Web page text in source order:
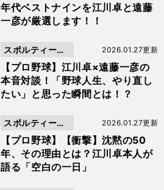
年代ベストナインを江川卓と遠藤
一彦が厳選します！！
【プロ野球】江川卓×遠藤一彦の
本音対談！「野球人生、やり直し
たい」と思った瞬間とは！？
2026.01.27更新
スポルティーバ
動画
【プロ野球】【衝撃】沈黙の50
年、その理由とは？江川卓本人が
語る「空白の一日」
2026.01.27更新
スポルティーバ
動画